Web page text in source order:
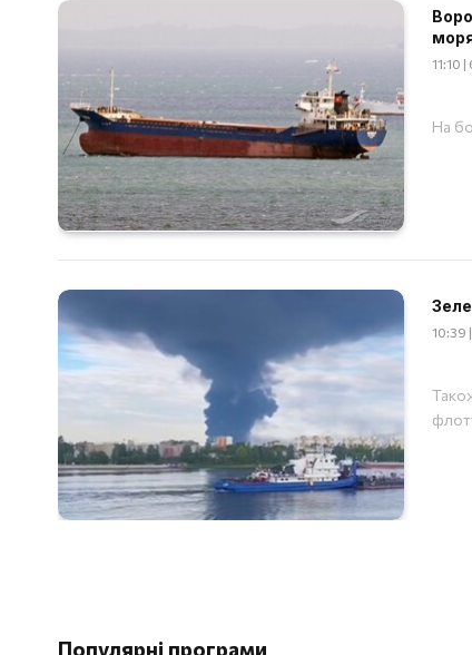
11:10
На
10:39
Популярні програми